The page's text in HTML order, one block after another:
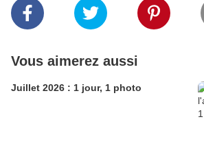
Vous aimerez aussi
Juillet 2026 : 1 jour, 1 photo